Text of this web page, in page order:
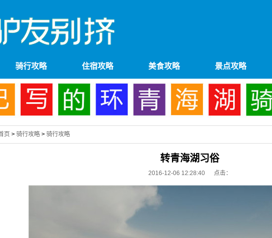
骑行攻略 住宿攻略 美食攻略 景点攻略
页 > 骑行攻略 > 骑行攻略
转青海湖习俗
2016-12-06 12:28:40 点击：